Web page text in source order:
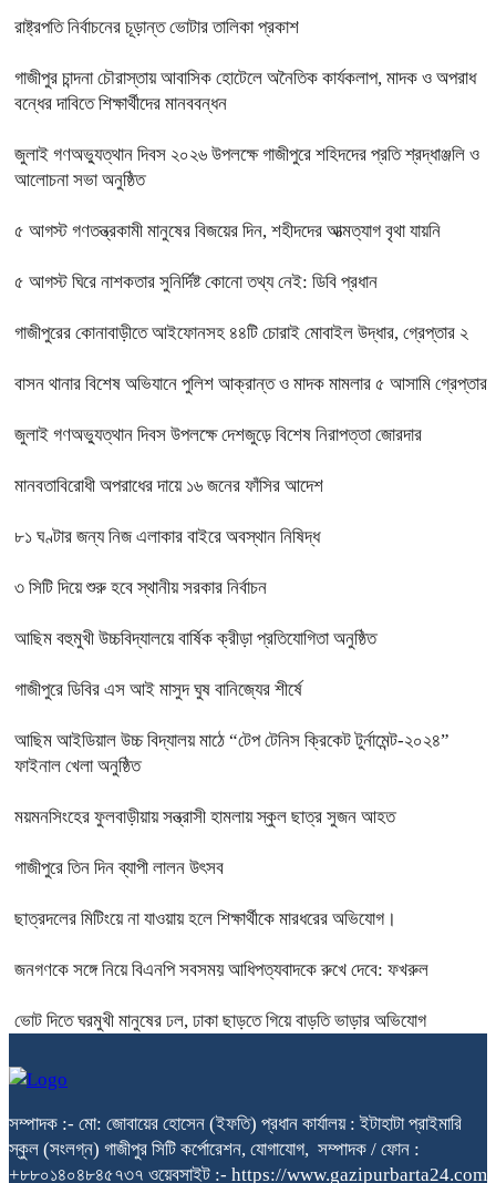
রাষ্ট্রপতি নির্বাচনের চূড়ান্ত ভোটার তালিকা প্রকাশ
গাজীপুর চান্দনা চৌরাস্তায় আবাসিক হোটেলে অনৈতিক কার্যকলাপ, মাদক ও অপরাধ
বন্ধের দাবিতে শিক্ষার্থীদের মানববন্ধন
জুলাই গণঅভ্যুত্থান দিবস ২০২৬ উপলক্ষে গাজীপুরে শহিদদের প্রতি শ্রদ্ধাঞ্জলি ও
আলোচনা সভা অনুষ্ঠিত
৫ আগস্ট গণতন্ত্রকামী মানুষের বিজয়ের দিন, শহীদদের আত্মত্যাগ বৃথা যায়নি
৫ আগস্ট ঘিরে নাশকতার সুনির্দিষ্ট কোনো তথ্য নেই: ডিবি প্রধান
গাজীপুরের কোনাবাড়ীতে আইফোনসহ ৪৪টি চোরাই মোবাইল উদ্ধার, গ্রেপ্তার ২
বাসন থানার বিশেষ অভিযানে পুলিশ আক্রান্ত ও মাদক মামলার ৫ আসামি গ্রেপ্তার
জুলাই গণঅভ্যুত্থান দিবস উপলক্ষে দেশজুড়ে বিশেষ নিরাপত্তা জোরদার
মানবতাবিরোধী অপরাধের দায়ে ১৬ জনের ফাঁসির আদেশ
৮১ ঘণ্টার জন্য নিজ এলাকার বাইরে অবস্থান নিষিদ্ধ
৩ সিটি দিয়ে শুরু হবে স্থানীয় সরকার নির্বাচন
আছিম বহুমুখী উচ্চবিদ্যালয়ে বার্ষিক ক্রীড়া প্রতিযোগিতা অনুষ্ঠিত
গাজীপুরে ডিবির এস আই মাসুদ ঘুষ বানিজ্যের শীর্ষে
আছিম আইডিয়াল উচ্চ বিদ্যালয় মাঠে “টেপ টেনিস ক্রিকেট টুর্নামেন্ট-২০২৪”
ফাইনাল খেলা অনুষ্ঠিত
ময়মনসিংহের ফুলবাড়ীয়ায় সন্ত্রাসী হামলায় স্কুল ছাত্র সুজন আহত
গাজীপুরে তিন দিন ব্যাপী লালন উৎসব
ছাত্রদলের মিটিংয়ে না যাওয়ায় হলে শিক্ষার্থীকে মারধরের অভিযোগ।
জনগণকে সঙ্গে নিয়ে বিএনপি সবসময় আধিপত্যবাদকে রুখে দেবে: ফখরুল
ভোট দিতে ঘরমুখী মানুষের ঢল, ঢাকা ছাড়তে গিয়ে বাড়তি ভাড়ার অভিযোগ
সম্পাদক :- মো: জোবায়ের হোসেন (ইফতি) প্রধান কার্যালয় : ইটাহাটা প্রাইমারি
স্কুল (সংলগ্ন) গাজীপুর সিটি কর্পোরেশন, যোগাযোগ, সম্পাদক / ফোন :
+৮৮০১৪০৪৮৪৫৭৩৭ ওয়েবসাইট :- https://www.gazipurbarta24.com